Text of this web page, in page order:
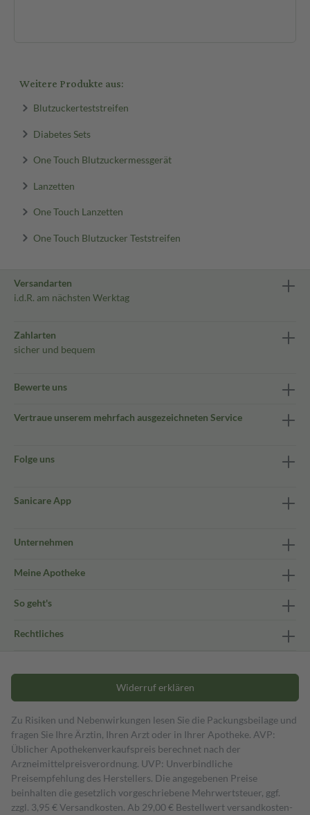
Weitere Produkte aus:
Blutzuckerteststreifen
Diabetes Sets
One Touch Blutzuckermessgerät
Lanzetten
One Touch Lanzetten
One Touch Blutzucker Teststreifen
Versandarten
i.d.R. am nächsten Werktag
Zahlarten
sicher und bequem
Bewerte uns
Vertraue unserem mehrfach ausgezeichneten Service
Folge uns
Sanicare App
Unternehmen
Meine Apotheke
So geht's
Rechtliches
Widerruf erklären
Zu Risiken und Nebenwirkungen lesen Sie die Packungsbeilage und
fragen Sie Ihre Ärztin, Ihren Arzt oder in Ihrer Apotheke. AVP:
Üblicher Apothekenverkaufspreis berechnet nach der
Arzneimittelpreisverordnung. UVP: Unverbindliche
Preisempfehlung des Herstellers. Die angegebenen Preise
beinhalten die gesetzlich vorgeschriebene Mehrwertsteuer, ggf.
zzgl. 3,95 € Versandkosten. Ab 29,00 € Bestell­wert versand­kosten­